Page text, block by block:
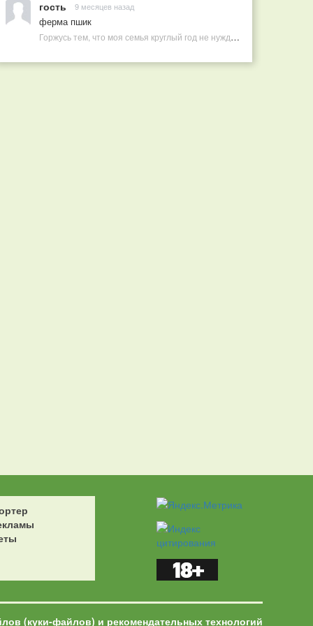
гость 9 месяцев назад
ферма пшик
Горжусь тем, что моя семья круглый год не нуждается в покупных витаминах
(куки-файлов) и рекомендательных технологий